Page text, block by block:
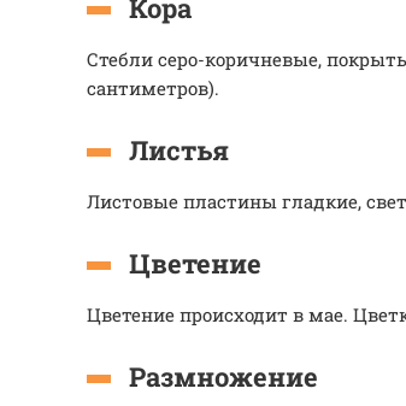
Кора
Стебли серо-коричневые,
сантиметров).
Листья
Листовые пластины гладкие,
Цветение
Цветение происходит в мае.
Размножение